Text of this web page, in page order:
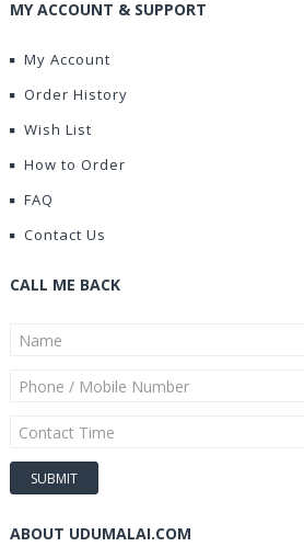
MY ACCOUNT & SUPPORT
My Account
Order History
Wish List
How to Order
FAQ
Contact Us
CALL ME BACK
ABOUT UDUMALAI.COM